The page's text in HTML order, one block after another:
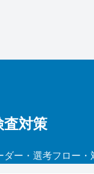
査対策
ダー・選考フロー